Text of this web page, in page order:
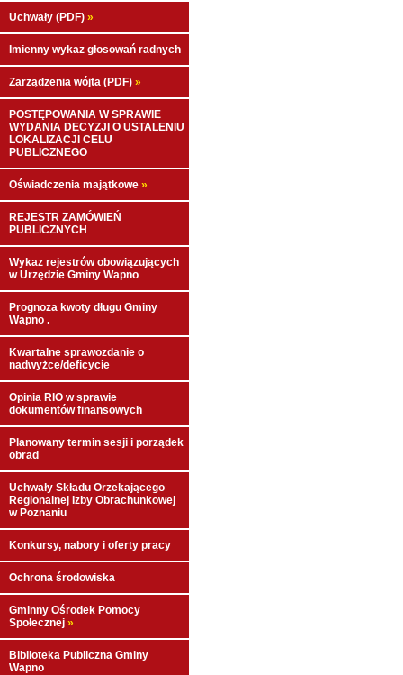
Uchwały (PDF) »
Imienny wykaz głosowań radnych
Zarządzenia wójta (PDF) »
POSTĘPOWANIA W SPRAWIE
WYDANIA DECYZJI O USTALENIU
LOKALIZACJI CELU
PUBLICZNEGO
Oświadczenia majątkowe »
REJESTR ZAMÓWIEŃ
PUBLICZNYCH
Wykaz rejestrów obowiązujących
w Urzędzie Gminy Wapno
Prognoza kwoty długu Gminy
Wapno .
Kwartalne sprawozdanie o
nadwyżce/deficycie
Opinia RIO w sprawie
dokumentów finansowych
Planowany termin sesji i porządek
obrad
Uchwały Składu Orzekającego
Regionalnej Izby Obrachunkowej
w Poznaniu
Konkursy, nabory i oferty pracy
Ochrona środowiska
Gminny Ośrodek Pomocy
Społecznej »
Biblioteka Publiczna Gminy
Wapno